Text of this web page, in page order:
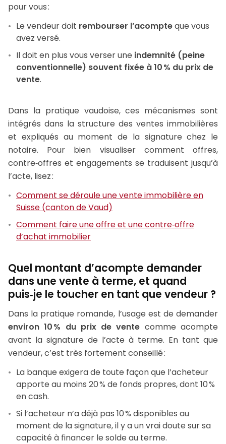
pour vous :
Le vendeur doit rembourser l’acompteque vous
avez versé.
Il doit en plus vous verser une indemnité (peine
conventionnelle) souvent fixée à 10 % du prix de
vente.
Dans la pratique vaudoise, ces mécanismes sont
intégrés dans la structure des ventes immobilières
et expliqués au moment de la signature chez le
notaire. Pour bien visualiser comment offres,
contre‑offres et engagements se traduisent jusqu’à
l’acte, lisez :
Comment se déroule une vente immobilière en
Suisse (canton de Vaud)
Comment faire une offre et une contre‑offre
d’achat immobilier
Quel montant d’acompte demander
dans une vente à terme, et quand
puis‑je le toucher en tant que vendeur ?
Dans la pratique romande, l’usage est de demander
environ 10 % du prix de vente comme acompte
avant la signature de l’acte à terme. En tant que
vendeur, c’est très fortement conseillé :
La banque exigera de toute façon que l’acheteur
apporte au moins 20 % de fonds propres, dont 10 %
en cash.
Si l’acheteur n’a déjà pas 10 % disponibles au
moment de la signature, il y a un vrai doute sur sa
capacité à financer le solde au terme.